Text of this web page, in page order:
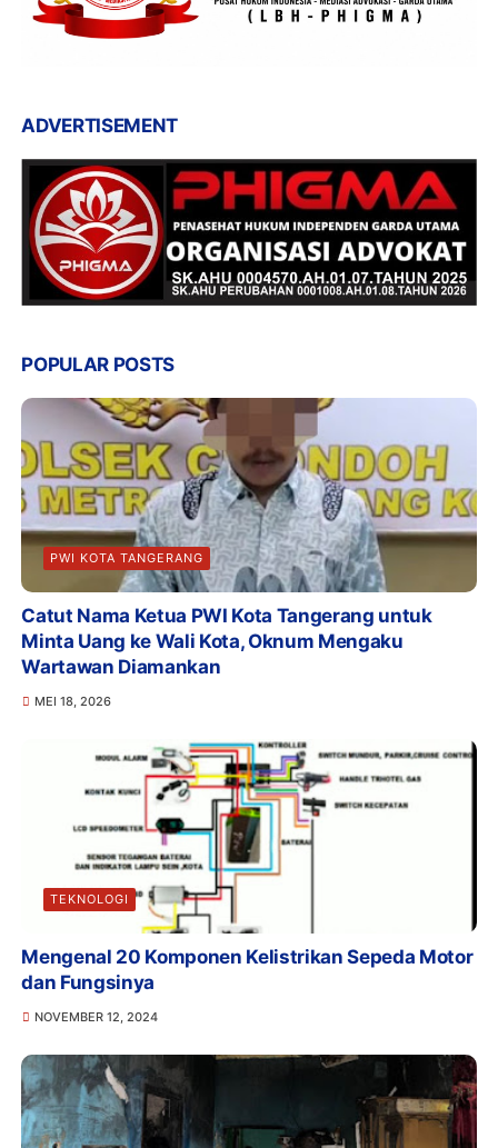
ADVERTISEMENT
POPULAR POSTS
PWI KOTA TANGERANG
Catut Nama Ketua PWI Kota Tangerang untuk
Minta Uang ke Wali Kota, Oknum Mengaku
Wartawan Diamankan
MEI 18, 2026
TEKNOLOGI
Mengenal 20 Komponen Kelistrikan Sepeda Motor
dan Fungsinya
NOVEMBER 12, 2024